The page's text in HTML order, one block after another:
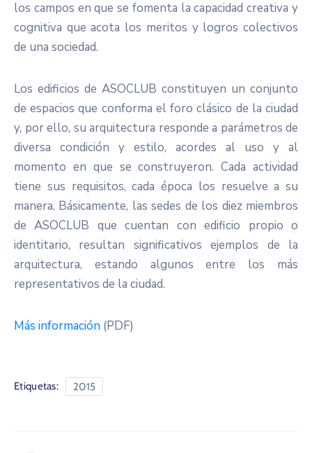
los campos en que se fomenta la capacidad creativa y
cognitiva que acota los meritos y logros colectivos
de una sociedad.
Los edificios de ASOCLUB constituyen un conjunto
de espacios que conforma el foro clásico de la ciudad
y, por ello, su arquitectura responde a parámetros de
diversa condición y estilo, acordes al uso y al
momento en que se construyeron. Cada actividad
tiene sus requisitos, cada época los resuelve a su
manera. Básicamente, las sedes de los diez miembros
de ASOCLUB que cuentan con edificio propio o
identitario, resultan significativos ejemplos de la
arquitectura, estando algunos entre los más
representativos de la ciudad.
Más información (PDF)
Etiquetas: 2015